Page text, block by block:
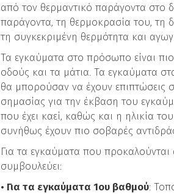
από τον θερμαντικό παράγοντα στο
παράγοντα, τη θερμοκρασία του, τη
τη συγκεκριμένη θερμότητα και
Τα εγκαύματα στο πρόσωπο είναι
οδούς και τα μάτια. Τα εγκαύματα
θα μπορούσαν να έχουν επιπτώσεις
σημασίας για την έκβαση του
που έχει καεί, καθώς και η ηλικία
συνήθως έχουν πιο σοβαρές
Για τα εγκαύματα που
συμβουλεύει:
• Για τα εγκαύματα 1ου βαθμού: